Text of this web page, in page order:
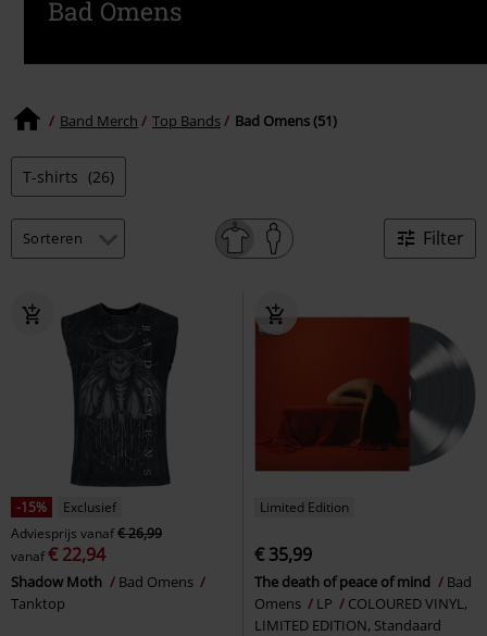
Bad Omens
Band Merch Top Bands Bad Omens (51)
T-shirts (26)
Filter
-15%
Exclusief
Adviesprijs vanaf€ 26,99
vanaf€ 22,94
Shadow Moth
Bad Omens
Tanktop
Limited Edition
€ 35,99
The death of peace of mind
Bad
Omens
LP
COLOURED VINYL,
LIMITED EDITION, Standaard